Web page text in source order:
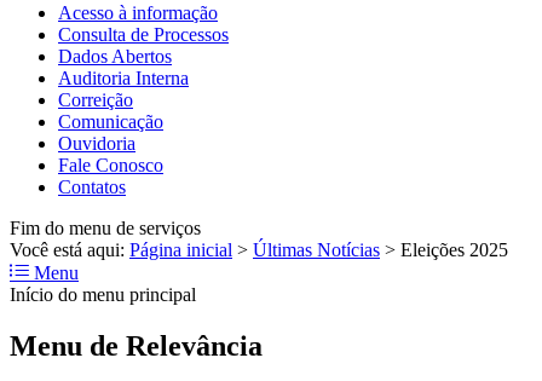
Acesso à informação
Consulta de Processos
Dados Abertos
Auditoria Interna
Correição
Comunicação
Ouvidoria
Fale Conosco
Contatos
Fim do menu de serviços
Você está aqui: Página inicial > Últimas Notícias > Eleições 2025
Menu
Início do menu principal
Menu de Relevância